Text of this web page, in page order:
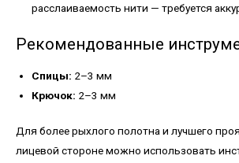
расслаиваемость нити — требуется
Рекомендованные
Спицы: 2–3 мм
Крючок: 2–3 мм
Для более рыхлого полотна и лучшего
лицевой стороне можно использовать